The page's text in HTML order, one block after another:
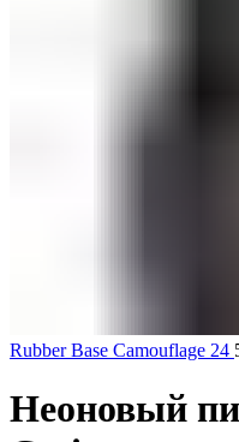
Rubber Base Camouflage 24
Неоновый